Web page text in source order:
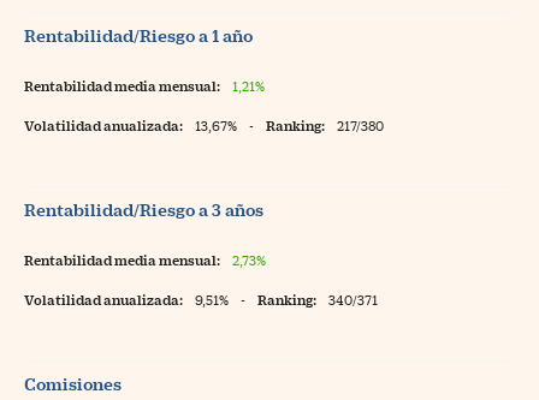
Rentabilidad/Riesgo a 1 año
Rentabilidad media mensual: 1,21%
Volatilidad anualizada: 13,67% - Ranking: 217/380
Rentabilidad/Riesgo a 3 años
Rentabilidad media mensual: 2,73%
Volatilidad anualizada: 9,51% - Ranking: 340/371
Comisiones